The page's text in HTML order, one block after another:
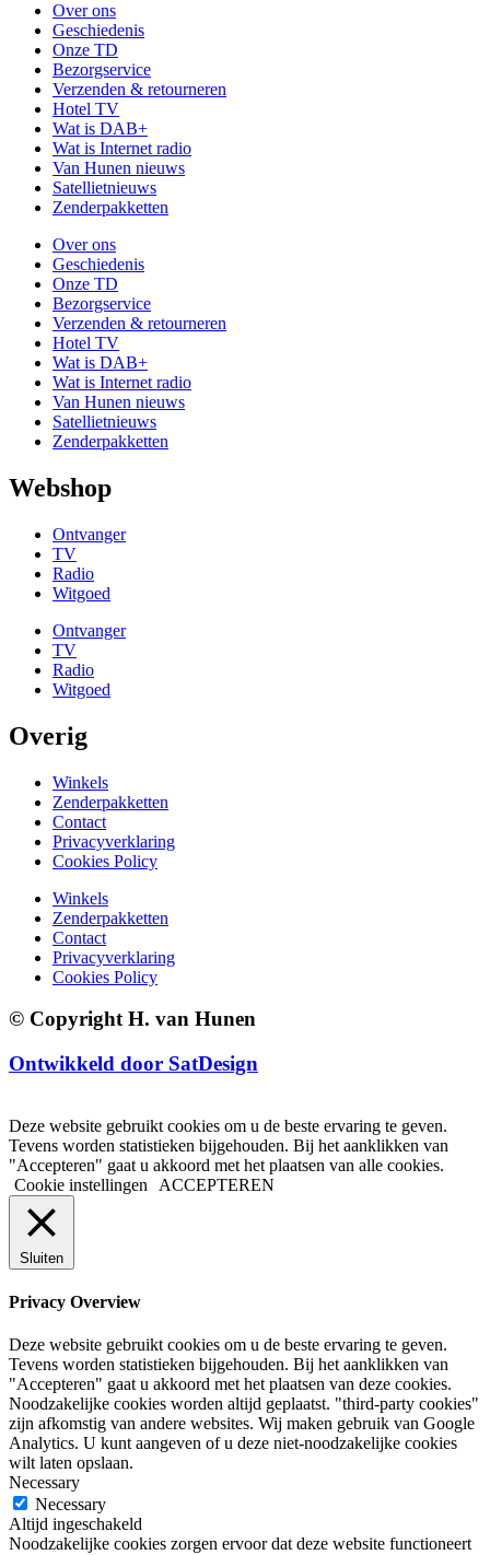
Over ons
Geschiedenis
Onze TD
Bezorgservice
Verzenden & retourneren
Hotel TV
Wat is DAB+
Wat is Internet radio
Van Hunen nieuws
Satellietnieuws
Zenderpakketten
Over ons
Geschiedenis
Onze TD
Bezorgservice
Verzenden & retourneren
Hotel TV
Wat is DAB+
Wat is Internet radio
Van Hunen nieuws
Satellietnieuws
Zenderpakketten
Webshop
Ontvanger
TV
Radio
Witgoed
Ontvanger
TV
Radio
Witgoed
Overig
Winkels
Zenderpakketten
Contact
Privacyverklaring
Cookies Policy
Winkels
Zenderpakketten
Contact
Privacyverklaring
Cookies Policy
© Copyright H. van Hunen
Ontwikkeld door SatDesign
Deze website gebruikt cookies om u de beste ervaring te geven.
Tevens worden statistieken bijgehouden. Bij het aanklikken van
"Accepteren" gaat u akkoord met het plaatsen van alle cookies.
Cookie instellingen
ACCEPTEREN
Sluiten
Privacy Overview
Deze website gebruikt cookies om u de beste ervaring te geven.
Tevens worden statistieken bijgehouden. Bij het aanklikken van
"Accepteren" gaat u akkoord met het plaatsen van deze cookies.
Noodzakelijke cookies worden altijd geplaatst. "third-party cookies"
zijn afkomstig van andere websites. Wij maken gebruik van Google
Analytics. U kunt aangeven of u deze niet-noodzakelijke cookies
wilt laten opslaan.
Necessary
Necessary
Altijd ingeschakeld
Noodzakelijke cookies zorgen ervoor dat deze website functioneert